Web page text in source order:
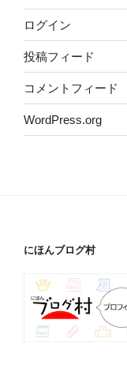
ログイン
投稿フィード
コメントフィード
WordPress.org
にほんブログ村